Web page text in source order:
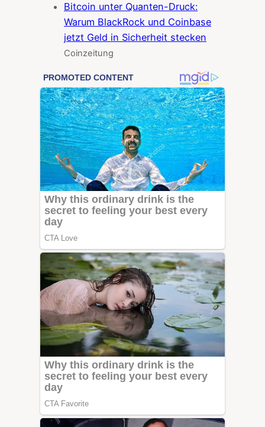
Bitcoin unter Quanten-Druck:
Warum BlackRock und Coinbase
jetzt Geld in Sicherheit stecken
Coinzeitung